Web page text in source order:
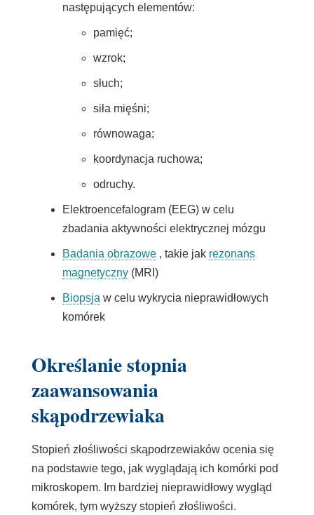
następujących elementów:
pamięć;
wzrok;
słuch;
siła mięśni;
równowaga;
koordynacja ruchowa;
odruchy.
Elektroencefalogram (EEG) w celu
zbadania aktywności elektrycznej mózgu
Badania obrazowe, takie jak rezonans
magnetyczny(MRI)
Biopsja w celu wykrycia nieprawidłowych
komórek
Określanie stopnia
zaawansowania
skąpodrzewiaka
Stopień złośliwości skąpodrzewiaków ocenia się
na podstawie tego, jak wyglądają ich komórki pod
mikroskopem. Im bardziej nieprawidłowy wygląd
komórek, tym wyższy stopień złośliwości.